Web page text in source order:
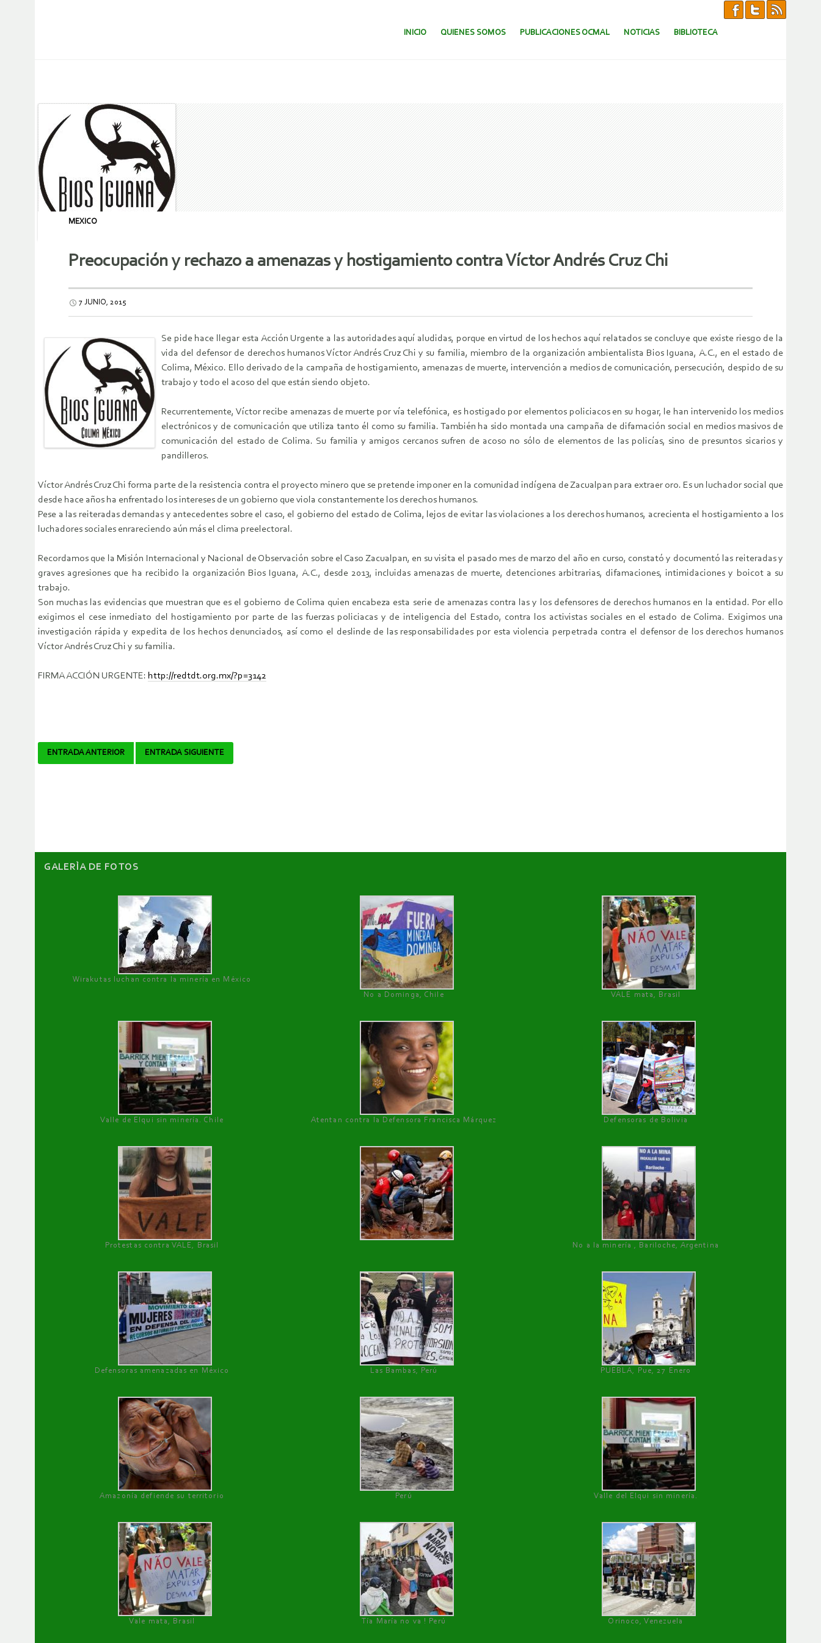
SALTAR AL CONTENIDO.
INICIO QUIENES SOMOS PUBLICACIONES OCMAL NOTICIAS BIBLIOTECA
MEXICO
Preocupación y rechazo a amenazas y hostigamiento contra Víctor Andrés Cruz Chi
7 JUNIO, 2015
Se pide hace llegar esta Acción Urgente a las autoridades aquí aludidas, porque en virtud de los hechos aquí relatados se concluye que existe riesgo de la
vida del defensor de derechos humanos Víctor Andrés Cruz Chi y su familia, miembro de la organización ambientalista Bios Iguana, A.C., en el estado de
Colima, México. Ello derivado de la campaña de hostigamiento, amenazas de muerte, intervención a medios de comunicación, persecución, despido de su
trabajo y todo el acoso del que están siendo objeto.
Recurrentemente, Víctor recibe amenazas de muerte por vía telefónica, es hostigado por elementos policiacos en su hogar, le han intervenido los medios
electrónicos y de comunicación que utiliza tanto él como su familia. También ha sido montada una campaña de difamación social en medios masivos de
comunicación del estado de Colima. Su familia y amigos cercanos sufren de acoso no sólo de elementos de las policías, sino de presuntos sicarios y
pandilleros.
Víctor Andrés Cruz Chi forma parte de la resistencia contra el proyecto minero que se pretende imponer en la comunidad indígena de Zacualpan para extraer oro. Es un luchador social que
desde hace años ha enfrentado los intereses de un gobierno que viola constantemente los derechos humanos.
Pese a las reiteradas demandas y antecedentes sobre el caso, el gobierno del estado de Colima, lejos de evitar las violaciones a los derechos humanos, acrecienta el hostigamiento a los
luchadores sociales enrareciendo aún más el clima preelectoral.
Recordamos que la Misión Internacional y Nacional de Observación sobre el Caso Zacualpan, en su visita el pasado mes de marzo del año en curso, constató y documentó las reiteradas y
graves agresiones que ha recibido la organización Bios Iguana, A.C., desde 2013, incluidas amenazas de muerte, detenciones arbitrarias, difamaciones, intimidaciones y boicot a su
trabajo.
Son muchas las evidencias que muestran que es el gobierno de Colima quien encabeza esta serie de amenazas contra las y los defensores de derechos humanos en la entidad. Por ello
exigimos el cese inmediato del hostigamiento por parte de las fuerzas policiacas y de inteligencia del Estado, contra los activistas sociales en el estado de Colima. Exigimos una
investigación rápida y expedita de los hechos denunciados, así como el deslinde de las responsabilidades por esta violencia perpetrada contra el defensor de los derechos humanos
Víctor Andrés Cruz Chi y su familia.
FIRMA ACCIÓN URGENTE: http://redtdt.org.mx/?p=3142
Navegador
ENTRADA ANTERIOR ENTRADA SIGUIENTE
GALERÌA DE FOTOS
Wirakutas luchan contra la minería en México
No a Dominga, Chile
VALE mata, Brasil
Valle de Elqui sin minería. Chile Atentan contra la Defensora Francisca Márquez Defensoras de Bolivia
Protestas contra VALE, Brasil No a la minería , Bariloche, Argentina
Defensoras amenazadas en México Las Bambas, Perú PUEBLA, Pue, 27 Enero
Amazonía defiende su territorio Perú Valle del Elqui sin minería.
Vale mata, Brasil Tía María no va ! Perú Orinoco, Venezuela